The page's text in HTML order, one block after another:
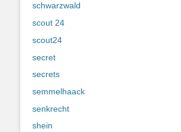
schwarzwald
scout 24
scout24
secret
secrets
semmelhaack
senkrecht
shein